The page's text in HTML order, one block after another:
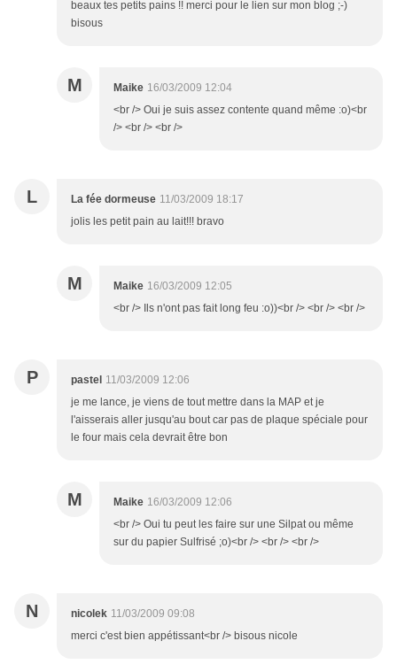
beaux tes petits pains !! merci pour le lien sur mon blog ;-)
bisous
M Maike 16/03/2009 12:04
<br /> Oui je suis assez contente quand même :o)<br
/> <br /> <br />
L La fée dormeuse 11/03/2009 18:17
jolis les petit pain au lait!!! bravo
M Maike 16/03/2009 12:05
<br /> Ils n'ont pas fait long feu :o))<br /> <br /> <br />
P pastel 11/03/2009 12:06
je me lance, je viens de tout mettre dans la MAP et je
l'aisserais aller jusqu'au bout car pas de plaque spéciale pour
le four mais cela devrait être bon
M Maike 16/03/2009 12:06
<br /> Oui tu peut les faire sur une Silpat ou même
sur du papier Sulfrisé ;o)<br /> <br /> <br />
N nicolek 11/03/2009 09:08
merci c'est bien appétissant<br /> bisous nicole